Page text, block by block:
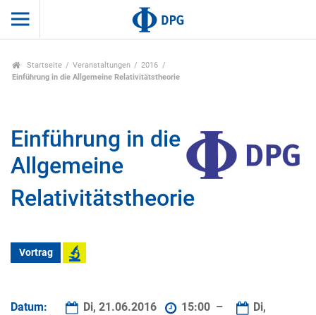
Startseite Veranstaltungen
2016
Einführung in die Allgemeine Relativitätstheorie
Einführung in die
Allgemeine
Relativitätstheorie
Vortrag
Datum: Di, 21.06.2016 15:00 –
Di,